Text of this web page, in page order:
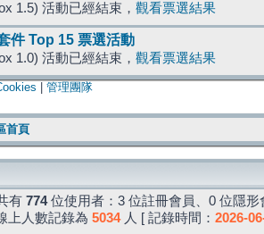
1.5) 活動已經結束， 觀看票選結果
件 Top 15 票選活動
1.0) 活動已經結束， 觀看票選結果
管理團隊
首頁
有 774位使用者：3 位註冊會員、0 位隱
上人數記錄為 5034人 [ 記錄時間： 2026-